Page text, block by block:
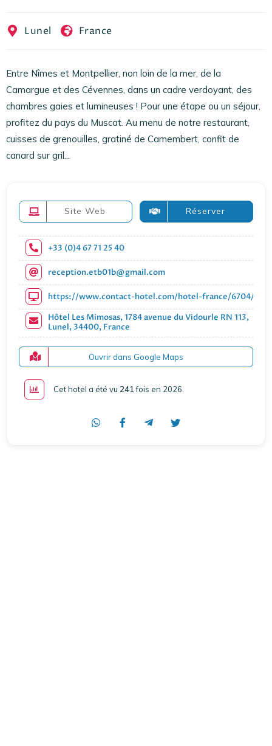
EN
Lunel France
Entre Nîmes et Montpellier, non loin de la mer, de la
Camargue et des Cévennes, dans un cadre verdoyant, des
chambres gaies et lumineuses ! Pour une étape ou un séjour,
profitez du pays du Muscat. Au menu de notre restaurant,
cuisses de grenouilles, gratiné de Camembert, confit de
canard sur gril...
Site Web Réserver
+33 (0)4 67 71 25 40
reception.etb01b@gmail.com
https://www.contact-hotel.com/hotel-france/6704/
Hôtel Les Mimosas, 1784 avenue du Vidourle RN 113,
Lunel, 34400, France
Ouvrir dans Google Maps
Cet hotel a été vu 241fois en 2026